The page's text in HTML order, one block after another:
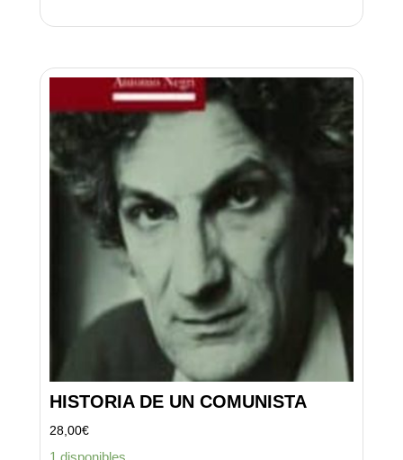
HISTORIA DE UN COMUNISTA
28,00€